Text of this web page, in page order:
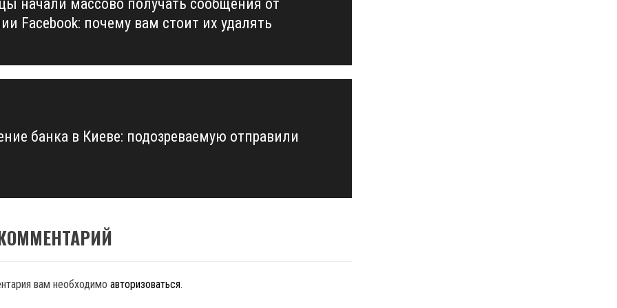
начали массово получать сообщения от
Facebook: почему вам стоит их удалять
банка в Киеве: подозреваемую отправили
вам необходимо авторизоваться.